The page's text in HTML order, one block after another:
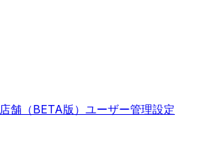
店舗（BETA版） ユーザー管理設定